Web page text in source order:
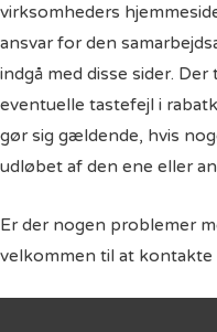
virksomheders
ansvar for den
indgå med disse sider.
eventuelle tastefejl i
gør sig gældende, hvis
udløbet af den ene eller
Er der nogen problemer
velkommen til at kontakte